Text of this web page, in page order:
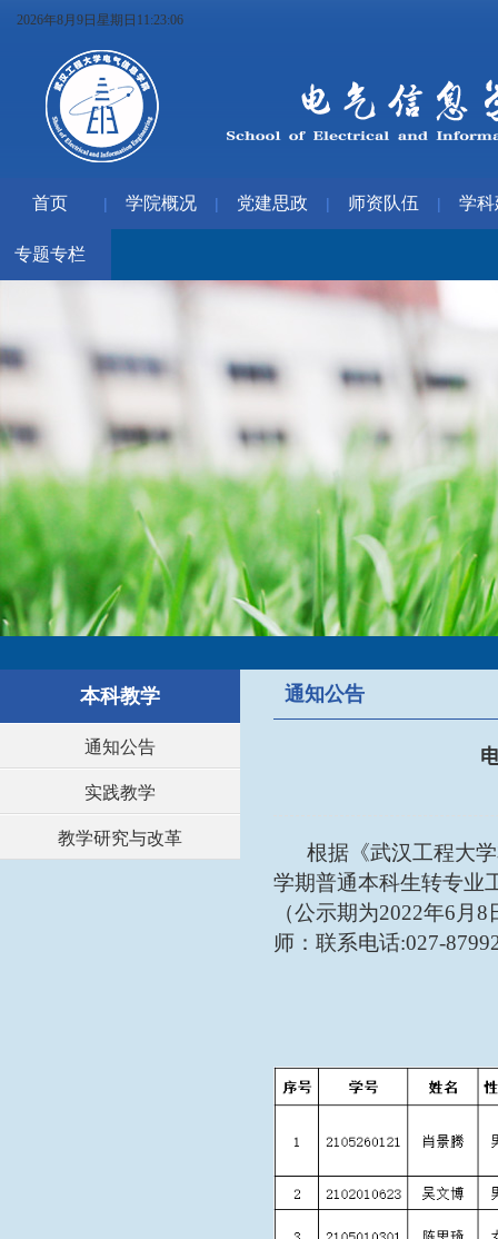
2026年8月9日星期日11:23:07
首页 | 学院概况 | 党建思政 | 师资队伍 | 学
专题专栏
本科教学
通知公告
实践教学
教学研究与改革
通知公告
根据《武汉工程大
学期普通本科生转专业
（公示期为2022年6月
师：联系电话:027-